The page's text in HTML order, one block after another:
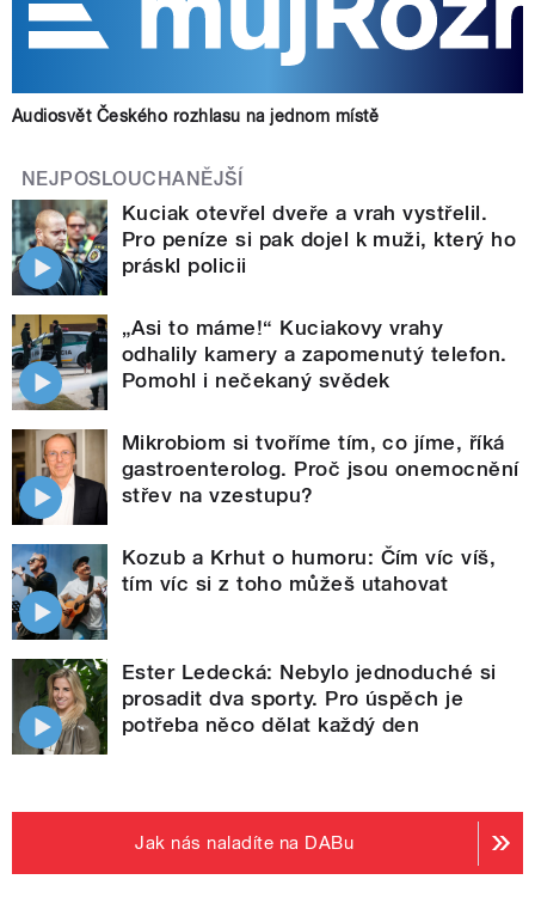
Audiosvět Českého rozhlasu na jednom místě
NEJPOSLOUCHANĚJŠÍ
Kuciak otevřel dveře a vrah vystřelil.
Pro peníze si pak dojel k muži, který ho
práskl policii
„Asi to máme!“ Kuciakovy vrahy
odhalily kamery a zapomenutý telefon.
Pomohl i nečekaný svědek
Mikrobiom si tvoříme tím, co jíme, říká
gastroenterolog. Proč jsou onemocnění
střev na vzestupu?
Kozub a Krhut o humoru: Čím víc víš,
tím víc si z toho můžeš utahovat
Ester Ledecká: Nebylo jednoduché si
prosadit dva sporty. Pro úspěch je
potřeba něco dělat každý den
Jak nás naladíte na DABu